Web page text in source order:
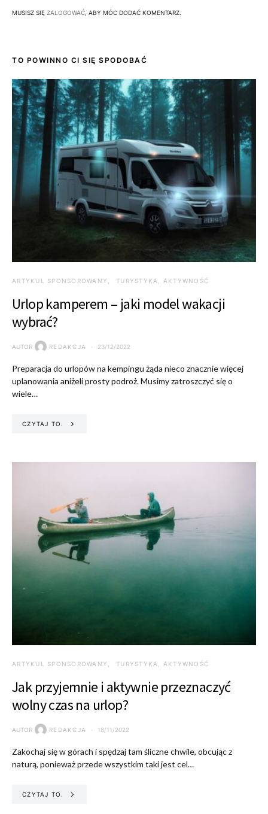
MUSISZ SIĘ ZALOGOWAĆ , ABY MÓC DODAĆ KOMENTARZ.
TO POWINNO CI SIĘ SPODOBAĆ
ARTYKUŁ SPONSOROWANY TURYSTYKA, AKTYWNOŚĆ
Urlop kamperem – jaki model wakacji
wybrać?
AUTOR REDAKCJA 23/12/2022
Preparacja do urlopów na kempingu żąda nieco znacznie więcej
uplanowania aniżeli prosty podroż. Musimy zatroszczyć się o
wiele…
CZYTAJ TO.
ARTYKUŁ SPONSOROWANY TURYSTYKA, AKTYWNOŚĆ
Jak przyjemnie i aktywnie przeznaczyć
wolny czas na urlop?
AUTOR REDAKCJA 18/11/2022
Zakochaj się w górach i spędzaj tam śliczne chwile, obcując z
naturą, ponieważ przede wszystkim taki jest cel…
CZYTAJ TO.